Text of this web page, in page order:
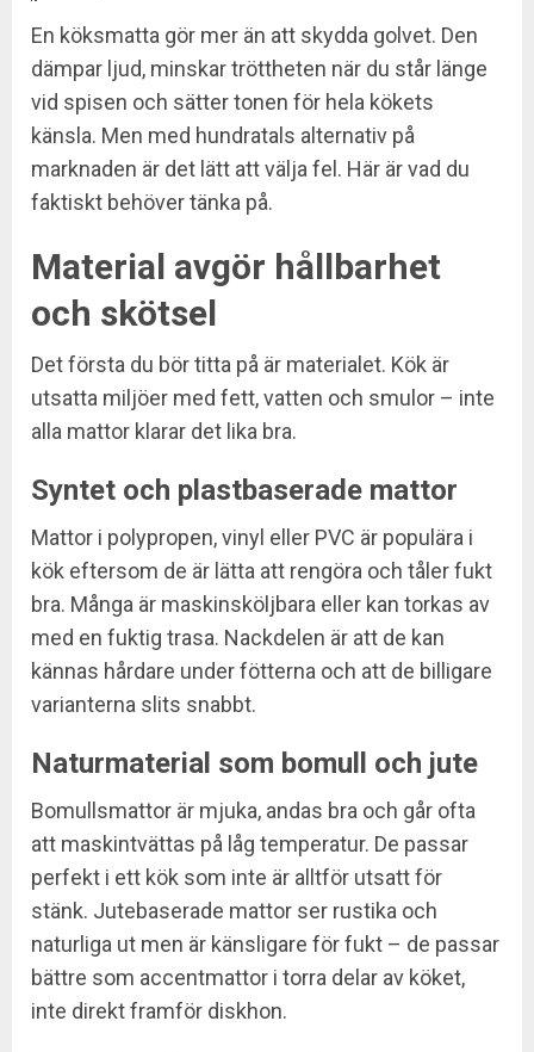
En köksmatta gör mer än att skydda golvet. Den
dämpar ljud, minskar tröttheten när du står länge
vid spisen och sätter tonen för hela kökets
känsla. Men med hundratals alternativ på
marknaden är det lätt att välja fel. Här är vad du
faktiskt behöver tänka på.
Material avgör hållbarhet
och skötsel
Det första du bör titta på är materialet. Kök är
utsatta miljöer med fett, vatten och smulor – inte
alla mattor klarar det lika bra.
Syntet och plastbaserade mattor
Mattor i polypropen, vinyl eller PVC är populära i
kök eftersom de är lätta att rengöra och tåler fukt
bra. Många är maskinsköljbara eller kan torkas av
med en fuktig trasa. Nackdelen är att de kan
kännas hårdare under fötterna och att de billigare
varianterna slits snabbt.
Naturmaterial som bomull och jute
Bomullsmattor är mjuka, andas bra och går ofta
att maskintvättas på låg temperatur. De passar
perfekt i ett kök som inte är alltför utsatt för
stänk. Jutebaserade mattor ser rustika och
naturliga ut men är känsligare för fukt – de passar
bättre som accentmattor i torra delar av köket,
inte direkt framför diskhon.